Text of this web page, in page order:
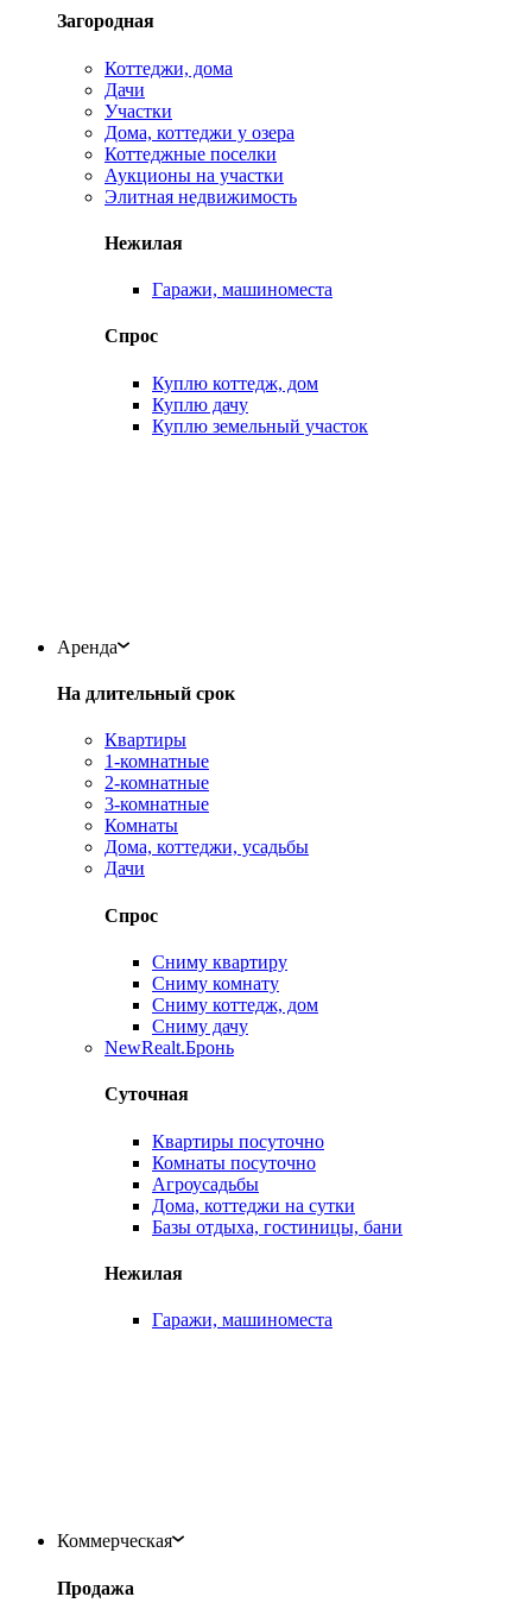
Загородная
Коттеджи, дома
Дачи
Участки
Дома, коттеджи у озера
Коттеджные поселки
Аукционы на участки
Элитная недвижимость
Нежилая
Гаражи, машиноместа
Спрос
Куплю коттедж, дом
Куплю дачу
Куплю земельный участок
Аренда
На длительный срок
Квартиры
1-комнатные
2-комнатные
3-комнатные
Комнаты
Дома, коттеджи, усадьбы
Дачи
Спрос
Сниму квартиру
Сниму комнату
Сниму коттедж, дом
Сниму дачу
NewRealt.Бронь
Суточная
Квартиры посуточно
Комнаты посуточно
Агроусадьбы
Дома, коттеджи на сутки
Базы отдыха, гостиницы, бани
Нежилая
Гаражи, машиноместа
Коммерческая
Продажа